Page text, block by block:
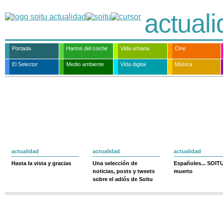
Portada Hartos del coche Vida urbana Cine
El Selector Medio ambiente Vida digital Música
actualidad
Hasta la vista y gracias
actualidad
Una selección de
noticias, posts y tweets
sobre el adiós de Soitu
actualidad
Españoles...
muerto